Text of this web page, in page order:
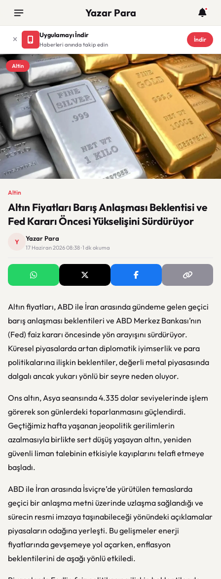
Yazar Para
Uygulamayı İndir
Haberleri anında takip edin
İndir
Altin
Altin
Altın Fiyatları Barış Anlaşması Beklentisi ve
Fed Kararı Öncesi Yükselişini Sürdürüyor
Y Yazar Para
17 Haziran 2026 08:38 · 1 dk okuma
Altın fiyatları, ABD ile İran arasında gündeme gelen geçici
barış anlaşması beklentileri ve ABD Merkez Bankası’nın
(Fed) faiz kararı öncesinde yön arayışını sürdürüyor.
Küresel piyasalarda artan diplomatik iyimserlik ve para
politikalarına ilişkin beklentiler, değerli metal piyasasında
dalgalı ancak yukarı yönlü bir seyre neden oluyor.
Ons altın, Asya seansında 4.335 dolar seviyelerinde işlem
görerek son günlerdeki toparlanmasını güçlendirdi.
Geçtiğimiz hafta yaşanan jeopolitik gerilimlerin
azalmasıyla birlikte sert düşüş yaşayan altın, yeniden
güvenli liman talebinin etkisiyle kayıplarını telafi etmeye
başladı.
ABD ile İran arasında İsviçre’de yürütülen temaslarda
geçici bir anlaşma metni üzerinde uzlaşma sağlandığı ve
sürecin resmi imzaya taşınabileceği yönündeki açıklamalar
piyasaların odağına yerleşti. Bu gelişmeler enerji
fiyatlarında gevşemeye yol açarken, enflasyon
beklentilerini de aşağı yönlü etkiledi.